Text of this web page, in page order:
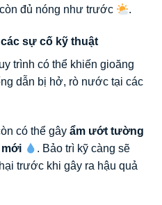
đủ nóng như trước .
sự cố kỹ thuật
trình có thể khiến gioăng
dẫn bị hở, rò nước tại các
có thể gây ẩm ướt tường
. Bảo trì kỹ càng sẽ
trước khi gây ra hậu quả